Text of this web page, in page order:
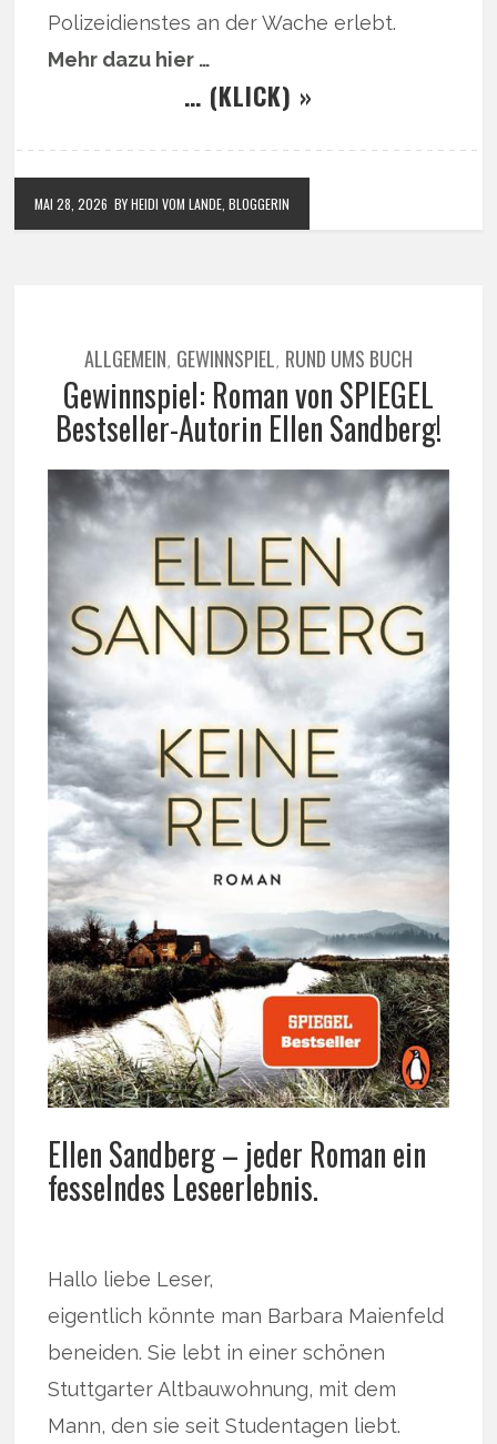
Polizeidienstes an der Wache erlebt.
Mehr dazu hier …
… (KLICK) »
MAI 28, 2026 BY HEIDI VOM LANDE, BLOGGERIN
ALLGEMEIN, GEWINNSPIEL, RUND UMS BUCH
Gewinnspiel: Roman von SPIEGEL
Bestseller-Autorin Ellen Sandberg!
Ellen Sandberg – jeder Roman ein
fesselndes Leseerlebnis.
Hallo liebe Leser,
eigentlich könnte man Barbara Maienfeld
beneiden. Sie lebt in einer schönen
Stuttgarter Altbauwohnung, mit dem
Mann, den sie seit Studentagen liebt.